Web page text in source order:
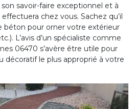
savoir-faire exceptionnel et à
effectuera chez vous. Sachez qu’il
béton pour orner votre extérieur
L’avis d’un spécialiste comme
06470 s’avère être utile pour
décoratif le plus approprié à votre